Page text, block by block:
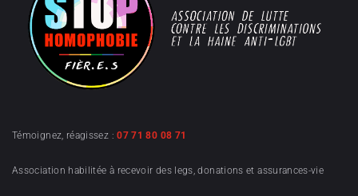
Témoignez, réagissez :07 71 80 08 71
Association habilitée à recevoir des legs, donations et assurances-vie